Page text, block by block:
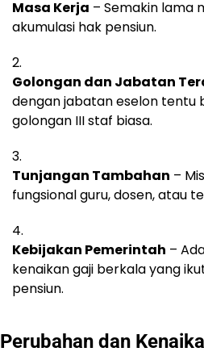
Masa Kerja – Semakin lama
akumulasi hak pensiun.
Golongan dan Jabatan
dengan jabatan eselon tentu
golongan III staf biasa.
Tunjangan Tambahan –
fungsional guru, dosen, atau
Kebijakan Pemerintah –
kenaikan gaji berkala yang
pensiun.
Perubahan dan